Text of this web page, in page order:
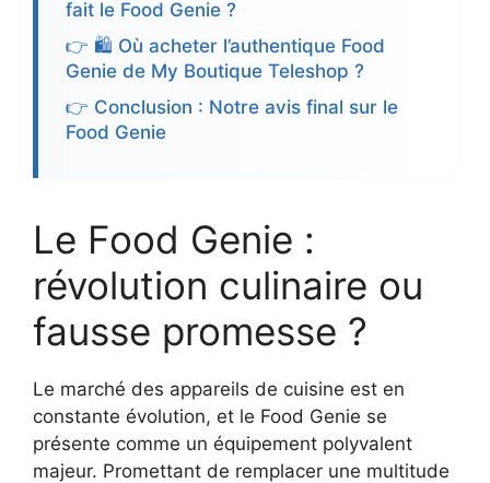
fait le Food Genie ?
👉 🛍️ Où acheter l’authentique Food
Genie de My Boutique Teleshop ?
👉 Conclusion : Notre avis final sur le
Food Genie
Le Food Genie :
révolution culinaire ou
fausse promesse ?
Le marché des appareils de cuisine est en
constante évolution, et le Food Genie se
présente comme un équipement polyvalent
majeur. Promettant de remplacer une multitude